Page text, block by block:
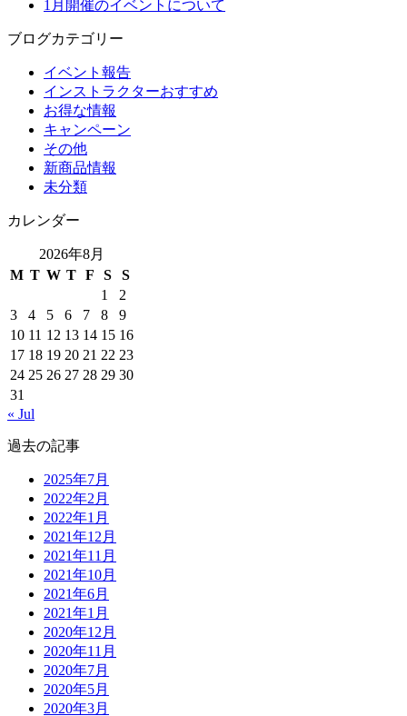
1月開催のイベントについて
ブログカテゴリー
イベント報告
インストラクターおすすめ
お得な情報
キャンペーン
その他
新商品情報
未分類
カレンダー
2026年8月
M T W T F S
S
1
2
3
4 5 6 7 8
9
10 11 12 13 14 15 16
17 18 19 20 21 22 23
24 25 26 27 28 29 30
31
« Jul
過去の記事
2025年7月
2022年2月
2022年1月
2021年12月
2021年11月
2021年10月
2021年6月
2021年1月
2020年12月
2020年11月
2020年7月
2020年5月
2020年3月